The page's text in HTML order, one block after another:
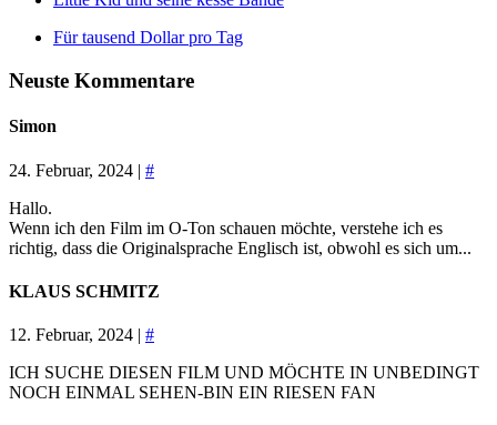
Für tausend Dollar pro Tag
Neuste Kommentare
Simon
24. Februar, 2024 | #
Hallo.
Wenn ich den Film im O-Ton schauen möchte, verstehe ich es
richtig, dass die Originalsprache Englisch ist, obwohl es sich um...
KLAUS SCHMITZ
12. Februar, 2024 | #
ICH SUCHE DIESEN FILM UND MÖCHTE IN UNBEDINGT
NOCH EINMAL SEHEN-BIN EIN RIESEN FAN